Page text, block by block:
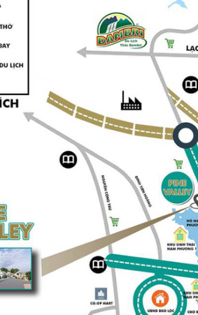
Phiên
& tìm kiếm
Trang chủ
Dự án
Mua bán
Cho thuê
Thị trường